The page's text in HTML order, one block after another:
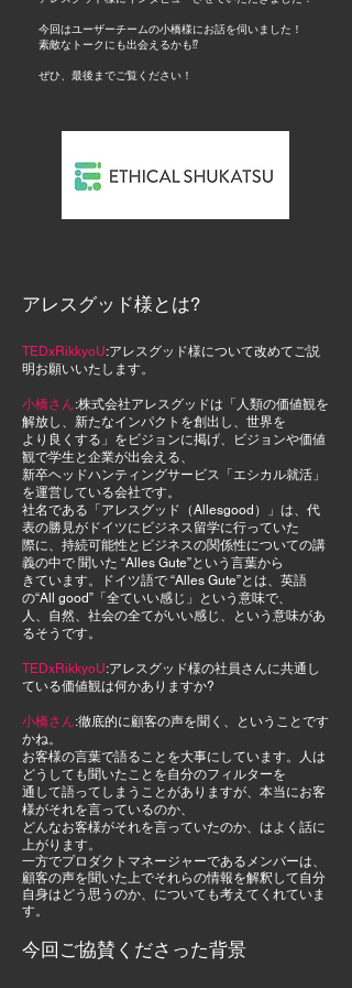
今回はユーザーチームの小橋様にお話を伺いました！
素敵なトークにも出会えるかも⁉︎
ぜひ、最後までご覧ください！
アレスグッド様とは?
TEDxRikkyoU:アレスグッド様について改めてご説
明お願いいたします。
小橋さん:株式会社アレスグッドは 「人類の価値観を
解放し、新たなインパクトを創出し、 世界を
より良くする」をビジョンに掲げ、ビジョンや価値
観で学生と企業が出会える、
新卒ヘッドハンティングサービス「エシカル就活」
を運営している会社です。
社名である「アレスグッド（Allesgood）」は、代
表の勝見がドイツにビジネス留学に行っていた
際に、持続可能性とビジネスの関係性についての講
義の中で 聞いた “Alles Gute”という言葉から
きています。ドイツ語で “Alles Gute”とは、英語
の“All good”「全ていい感じ」という意味で、
人、自然、社会の全てがいい感じ、という意味があ
るそうです。
TEDxRikkyoU:アレスグッド様の社員さんに共通し
ている価値観は何かありますか?
小橋さん:徹底的に顧客の声を聞く、ということです
かね。
お客様の言葉で語ることを大事にしています。
人は
どうしても聞いたことを自分のフィルターを
通して語ってしまうことがありますが、本当にお客
様がそれを言っているのか、
どんなお客様がそれを言っていたのか、はよく話に
上がります。
一方でプロダクトマネージャーであるメンバーは、
顧客の声を聞いた上でそれらの情報を解釈して自分
自身はどう思うのか、についても考えてくれていま
す。
今回ご協賛くださった背景